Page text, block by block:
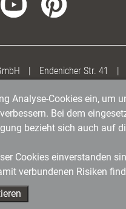
| Endenicher Str. 41 |
Analyse-Cookies ein, um
Bei dem
bezieht sich auch auf
Cookies einverstanden
verbundenen Risiken